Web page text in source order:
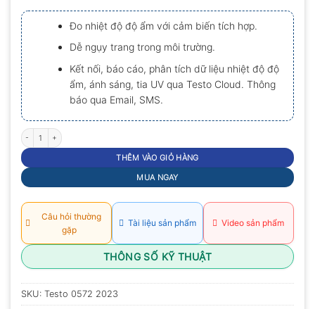
5
sao
Đo nhiệt độ độ ẩm với cảm biến tích hợp.
Dễ ngụy trang trong môi trường.
Kết nối, báo cáo, phân tích dữ liệu nhiệt độ độ
ẩm, ánh sáng, tia UV qua Testo Cloud. Thông
báo qua Email, SMS.
Bộ ghi dữ liệu Wifi Testo 160 THE số lượng
THÊM VÀO GIỎ HÀNG
MUA NGAY
Câu hỏi thường
gặp
Tài liệu sản phẩm Video sản phẩm
THÔNG SỐ KỸ THUẬT
SKU: Testo 0572 2023